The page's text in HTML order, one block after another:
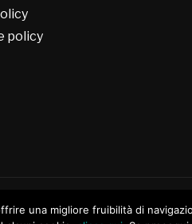
policy
una migliore fruibilità di